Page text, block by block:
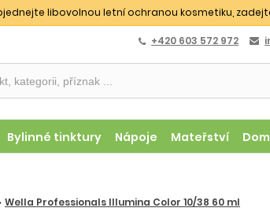
libovolnou letní ochranou kosmetiku,
+420 603 572 972
Bylinné tinktury Nápoje Mateřství
Wella Professionals Illumina Color 10/38 60 ml